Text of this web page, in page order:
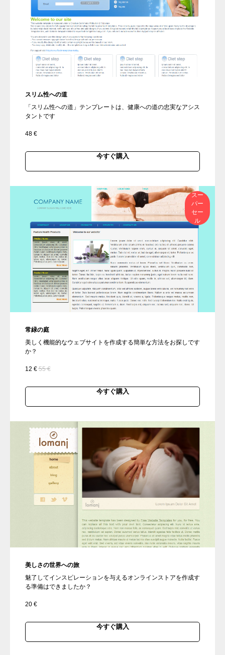
スリム性への道
「スリム性への道」テンプレートは、健康への道の忠実なアシス
タントです
48 €
今すぐ購入
スー
パー
セー
ル
常緑の庭
美しく機能的なウェブサイトを作成する簡単な方法をお探しです
か？
12 € 55 €
今すぐ購入
美しさの世界への旅
魅了してインスピレーションを与えるオンラインストアを作成す
る準備はできましたか？
20 €
今すぐ購入